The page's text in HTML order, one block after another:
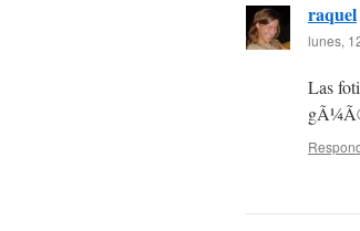
raquel
lunes,
Las